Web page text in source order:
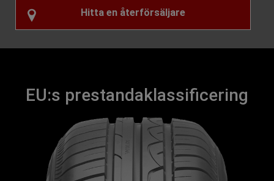
Hitta en återförsäljare
EU:s prestandaklassificering